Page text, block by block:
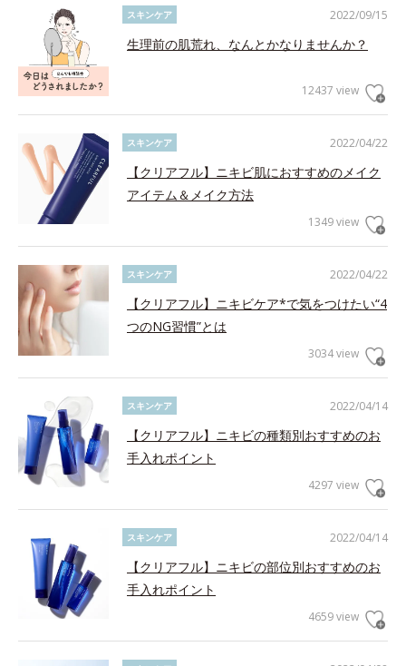
2022/09/15
スキンケア
生理前の肌荒れ、なんとかなりませんか？
12437 view
2022/04/22
スキンケア
【クリアフル】ニキビ肌におすすめのメイク
アイテム＆メイク方法
1349 view
2022/04/22
スキンケア
【クリアフル】ニキビケア*で気をつけたい“4
つのNG習慣”とは
3034 view
2022/04/14
スキンケア
【クリアフル】ニキビの種類別おすすめのお
手入れポイント
4297 view
2022/04/14
スキンケア
【クリアフル】ニキビの部位別おすすめのお
手入れポイント
4659 view